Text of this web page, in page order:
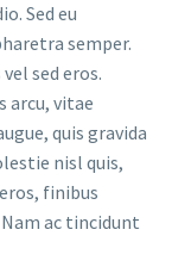
Sed eu
semper.
sed eros.
arcu, vitae
quis gravida
nisl quis,
finibus
ac tincidunt